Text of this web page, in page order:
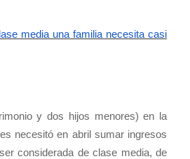
media una familia necesita casi
y dos hijos menores) en la
necesitó en abril sumar ingresos
considerada de clase media, de